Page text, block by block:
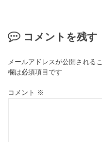
コメントを残す
メールアドレスが公開される
欄は必須項目です
コメント ※